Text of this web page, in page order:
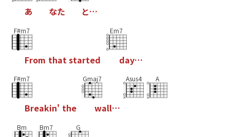
あ なた と…
F#m7
From thatstarted
Em7
day…
F#m7
Breakin' the
Gmaj7
wall…
Asus4 A
Bm Bm7 G